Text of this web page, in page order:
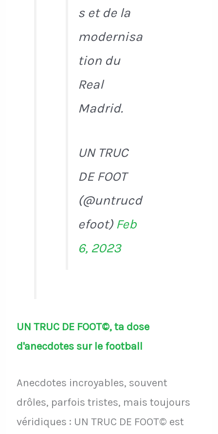
s et de la
modernisa
tion du
Real
Madrid.
UN TRUC
DE FOOT
(@untrucd
efoot) Feb
6, 2023
UN TRUC DE FOOT©, ta dose
d'anecdotes sur le football
Anecdotes incroyables, souvent
drôles, parfois tristes, mais toujours
véridiques : UN TRUC DE FOOT© est